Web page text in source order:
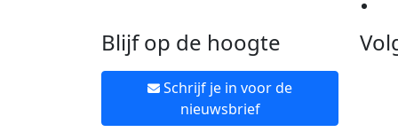
Blijf op de hoogte
Schrijf je in voor de
nieuwsbrief